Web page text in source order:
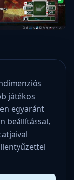
játékos
egyaránt
beállítással,